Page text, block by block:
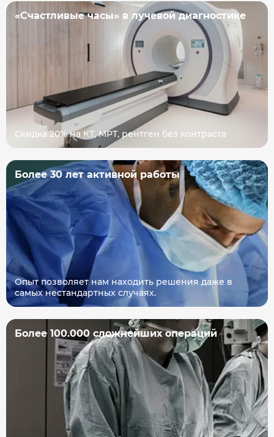
«Счастливые часы» в лучевой диагностике
Скидка 20% на КТ, МРТ, рентген без контраста
Более 30 лет активной работы
Опыт позволяет нам находить решения даже в
самых нестандартных случаях.
Более 100.000 сложнейших операций